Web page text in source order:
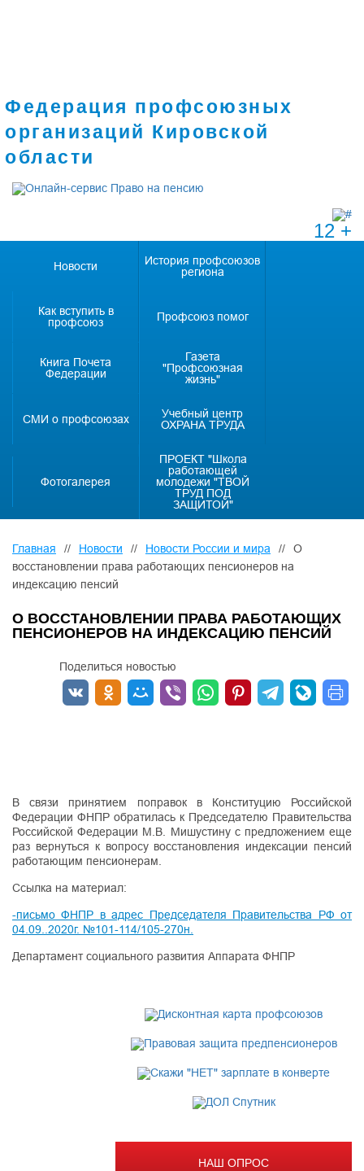
Федерация профсоюзных
организаций Кировской
области
12 +
Новости
История профсоюзов
региона
Как вступить в
профсоюз
Профсоюз помог
Книга Почета
Федерации
Газета
"Профсоюзная
жизнь"
СМИ о профсоюзах
Учебный центр
ОХРАНА ТРУДА
Фотогалерея
ПРОЕКТ "Школа
работающей
молодежи "ТВОЙ
ТРУД ПОД
ЗАЩИТОЙ"
Главная // Новости // Новости России и мира //
О
восстановлении права работающих пенсионеров на
индексацию пенсий
О ВОССТАНОВЛЕНИИ ПРАВА РАБОТАЮЩИХ
ПЕНСИОНЕРОВ НА ИНДЕКСАЦИЮ ПЕНСИЙ
Поделиться новостью
В связи принятием поправок в Конституцию Российской
Федерации ФНПР обратилась к Председателю Правительства
Российской Федерации М.В. Мишустину с предложением еще
раз вернуться к вопросу восстановления индексации пенсий
работающим пенсионерам.
Ссылка на материал:
-письмо ФНПР в адрес Председателя Правительства РФ от
04.09..2020г. №101-114/105-270н.
Департамент социального развития Аппарата ФНПР
НАШ ОПРОС